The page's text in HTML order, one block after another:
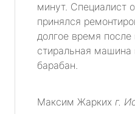
минут. Специалист
принялся
долгое время
стиральная машина
барабан.
Максим Жарких г.